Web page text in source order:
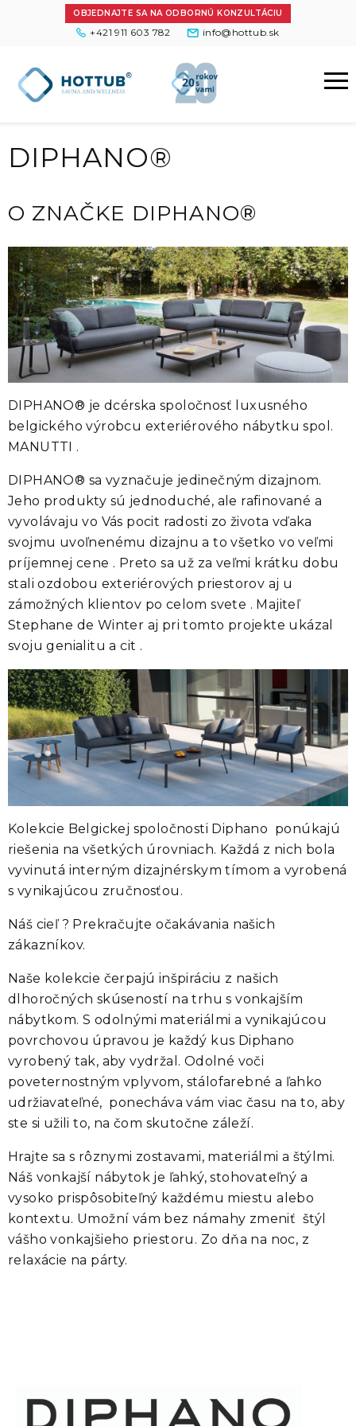
OBJEDNAJTE SA NA ODBORNÚ KONZULTÁCIU
+421 911 603 782 info@hottub.sk
DIPHANO®
O ZNAČKE DIPHANO®
DIPHANO® je dcérska spoločnosť luxusného
belgického výrobcu exteriérového nábytku spol.
MANUTTI .
DIPHANO® sa vyznačuje jedinečným dizajnom.
Jeho produkty sú jednoduché, ale rafinované a
vyvolávaju vo Vás pocit radosti zo života vďaka
svojmu uvoľnenému dizajnu a to všetko vo veľmi
príjemnej cene . Preto sa už za veľmi krátku dobu
stali ozdobou exteriérových priestorov aj u
zámožných klientov po celom svete . Majiteľ
Stephane de Winter aj pri tomto projekte ukázal
svoju genialitu a cit .
Kolekcie Belgickej spoločnosti Diphano ponúkajú
riešenia na všetkých úrovniach. Každá z nich bola
vyvinutá interným dizajnérskym tímom a vyrobená
s vynikajúcou zručnosťou.
Náš cieľ ? Prekračujte očakávania našich
zákazníkov.
Naše kolekcie čerpajú inšpiráciu z našich
dlhoročných skúseností na trhu s vonkajším
nábytkom. S odolnými materiálmi a vynikajúcou
povrchovou úpravou je každý kus Diphano
vyrobený tak, aby vydržal. Odolné voči
poveternostným vplyvom, stálofarebné a ľahko
udržiavateľné, ponecháva vám viac času na to, aby
ste si užili to, na čom skutočne záleží.
Hrajte sa s rôznymi zostavami, materiálmi a štýlmi.
Náš vonkajší nábytok je ľahký, stohovateľný a
vysoko prispôsobiteľný každému miestu alebo
kontextu. Umožní vám bez námahy zmeniť štýl
vášho vonkajšieho priestoru. Zo dňa na noc, z
relaxácie na párty.